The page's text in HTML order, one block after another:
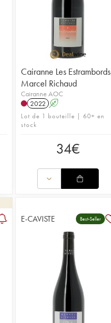
Cairanne Les Estrambords
Marcel Richaud
Cairanne AOC
2022 A
Lot de 1 bouteille | 60+ en
stock
34€
E-CAVISTE Best-Seller